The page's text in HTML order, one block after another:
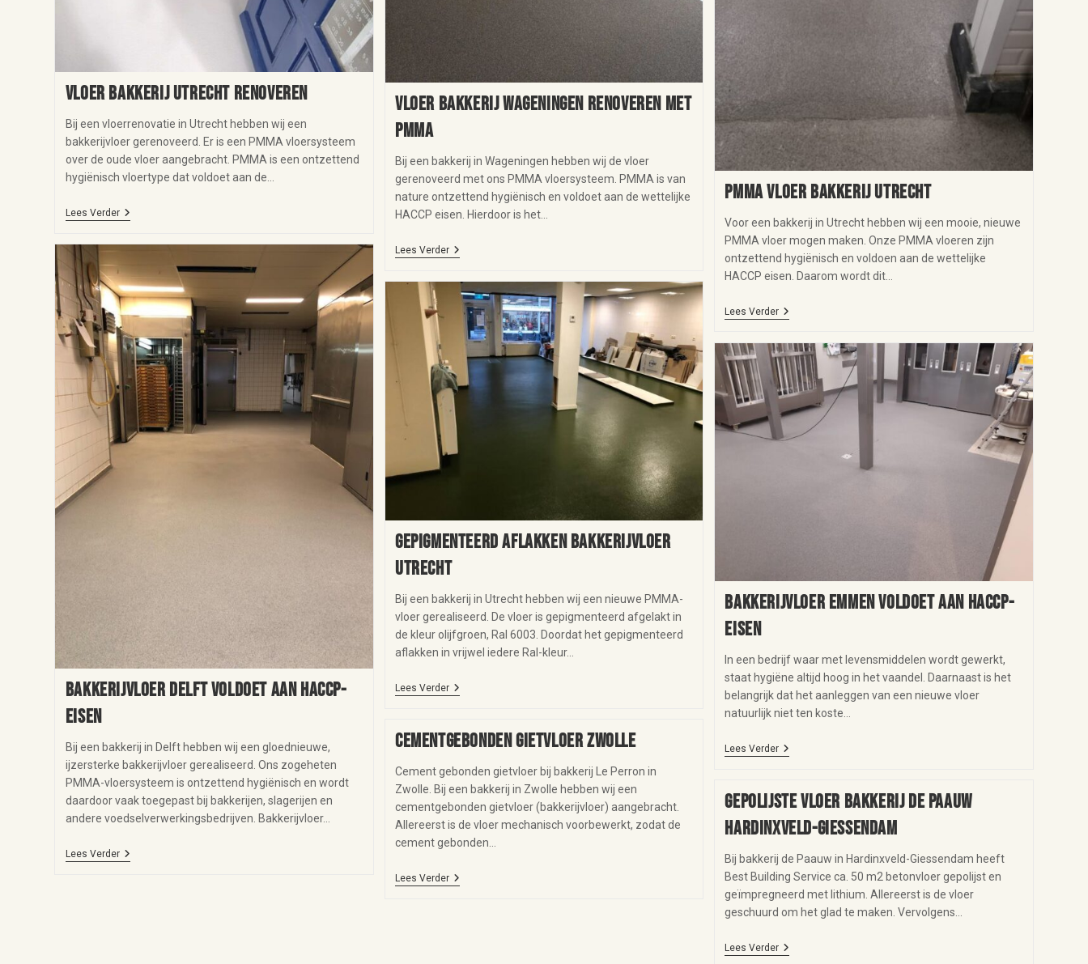
Vloer bakkerij Utrecht renoveren
Bij een vloerrenovatie in Utrecht hebben wij een
bakkerijvloer gerenoveerd. Er is een PMMA vloersysteem
over de oude vloer aangebracht. PMMA is een ontzettend
hygiënisch vloertype dat voldoet aan de…
Lees Verder
Vloer bakkerij Wageningen renoveren met
PMMA
Bij een bakkerij in Wageningen hebben wij de vloer
gerenoveerd met ons PMMA vloersysteem. PMMA is van
nature ontzettend hygiënisch en voldoet aan de wettelijke
HACCP eisen. Hierdoor is het…
Lees Verder
PMMA vloer bakkerij Utrecht
Voor een bakkerij in Utrecht hebben wij een mooie, nieuwe
PMMA vloer mogen maken. Onze PMMA vloeren zijn
ontzettend hygiënisch en voldoen aan de wettelijke
HACCP eisen. Daarom wordt dit…
Lees Verder
Bakkerijvloer Delft voldoet aan HACCP-
eisen
Bij een bakkerij in Delft hebben wij een gloednieuwe,
ijzersterke bakkerijvloer gerealiseerd. Ons zogeheten
PMMA-vloersysteem is ontzettend hygiënisch en wordt
daardoor vaak toegepast bij bakkerijen, slagerijen en
andere voedselverwerkingsbedrijven. Bakkerijvloer…
Lees Verder
Gepigmenteerd aflakken bakkerijvloer
Utrecht
Bij een bakkerij in Utrecht hebben wij een nieuwe PMMA-
vloer gerealiseerd. De vloer is gepigmenteerd afgelakt in
de kleur olijfgroen, Ral 6003. Doordat het gepigmenteerd
aflakken in vrijwel iedere Ral-kleur…
Lees Verder
Bakkerijvloer Emmen voldoet aan HACCP-
eisen
In een bedrijf waar met levensmiddelen wordt gewerkt,
staat hygiëne altijd hoog in het vaandel. Daarnaast is het
belangrijk dat het aanleggen van een nieuwe vloer
natuurlijk niet ten koste…
Lees Verder
Cementgebonden gietvloer Zwolle
Cement gebonden gietvloer bij bakkerij Le Perron in
Zwolle. Bij een bakkerij in Zwolle hebben wij een
cementgebonden gietvloer (bakkerijvloer) aangebracht.
Allereerst is de vloer mechanisch voorbewerkt, zodat de
cement gebonden…
Lees Verder
Gepolijste vloer Bakkerij de Paauw
Hardinxveld-Giessendam
Bij bakkerij de Paauw in Hardinxveld-Giessendam heeft
Best Building Service ca. 50 m2 betonvloer gepolijst en
geïmpregneerd met lithium. Allereerst is de vloer
geschuurd om het glad te maken. Vervolgens…
Lees Verder